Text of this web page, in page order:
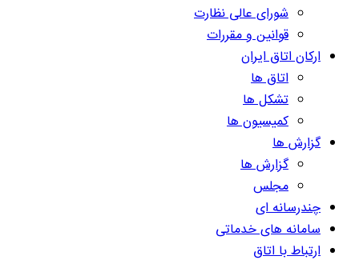
شورای عالی نظارت
قوانین و مقررات
ارکان اتاق ایران
اتاق ها
تشکل ها
کمیسیون ها
گزارش ها
گزارش ها
مجلس
چندرسانه ای
سامانه های خدماتی
ارتباط با اتاق